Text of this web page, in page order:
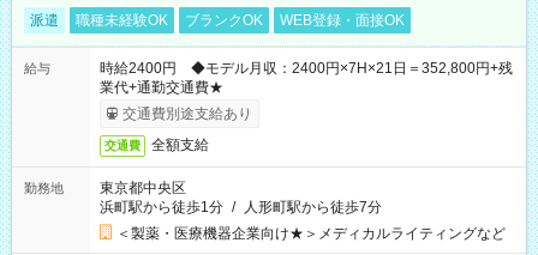
派遣 職種未経験OK ブランクOK WEB登録・面接OK
給与
時給2400円 ◆モデル月収：2400円×7H×21日＝352,800円+残
業代+通勤交通費★
交通費別途支給あり
交通費 全額支給
勤務地
東京都中央区
浜町駅から徒歩1分 / 人形町駅から徒歩7分
＜製薬・医療機器企業向け★＞メディカルライティングなど